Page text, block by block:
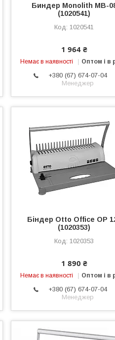
Биндер Monolith MB-
(1020541)
1020541
1 964 ₴
Немає в наявності Оптом і в
+380 (67) 674-07-04
Менеджер
Біндер Otto Office OP
(1020353)
1020353
1 890 ₴
Немає в наявності Оптом і в
+380 (67) 674-07-04
Менеджер